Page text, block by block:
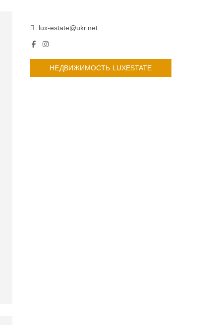
lux-estate@ukr.net
НЕДВИЖИМОСТЬ LUXESTATE